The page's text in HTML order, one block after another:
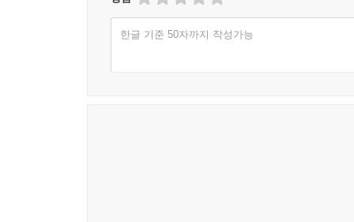
한글 기준 50자까지 작성가능